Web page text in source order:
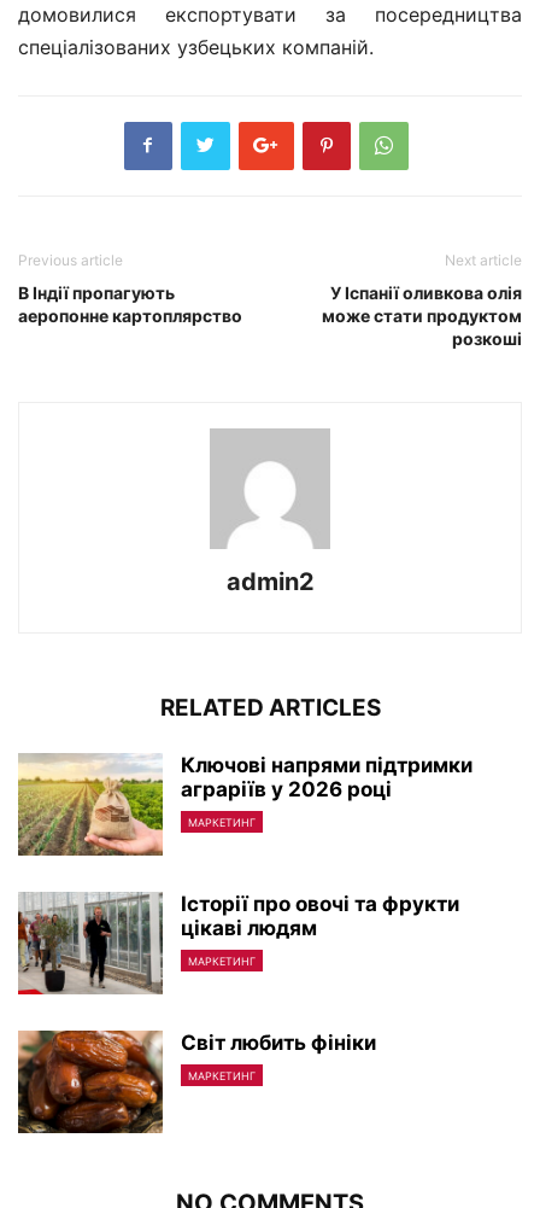
домовилися експортувати за посередництва
спеціалізованих узбецьких компаній.
Previous article
В Індії пропагують
аеропонне картоплярство
Next article
У Іспанії оливкова олія
може стати продуктом
розкоші
admin2
RELATED ARTICLES
Ключові напрями підтримки
аграріїв у 2026 році
МАРКЕТИНГ
Історії про овочі та фрукти
цікаві людям
МАРКЕТИНГ
Світ любить фініки
МАРКЕТИНГ